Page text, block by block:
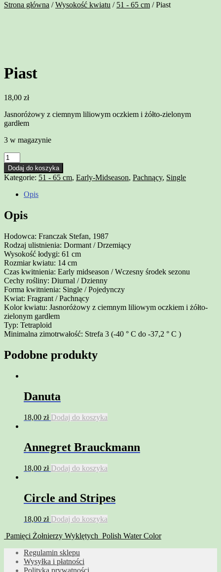
Strona główna /Wysokość kwiatu / 51 - 65 cm /Piast
Piast
18,00 zł
Jasnoróżowy z ciemnym liliowym oczkiem i żółto-zielonym
gardłem
3 w magazynie
Dodaj do koszyka
Kategorie: 51 - 65 cm, Early-Midseason, Pachnący, Single
Opis
Opis
Hodowca: Franczak Stefan, 1987
Rodzaj ulistnienia: Dormant / Drzemiący
Wysokość łodygi: 61 cm
Rozmiar kwiatu: 14 cm
Czas kwitnienia: Early midseason / Wczesny środek sezonu
Cechy rośliny: Diurnal / Dzienny
Forma kwitnienia: Single / Pojedynczy
Kwiat: Fragrant / Pachnący
Kolor kwiatu: Jasnoróżowy z ciemnym liliowym oczkiem i żółto-
zielonym gardłem
Typ: Tetraploid
Minimalna zimotrwałość: Strefa 3 (-40 ° C do -37,2 ° C )
Podobne produkty
Danuta
18,00 zł Dodaj do koszyka
Annegret Brauckmann
18,00 zł Dodaj do koszyka
Circle and Stripes
18,00 zł Dodaj do koszyka
Pamięci Żołnierzy Wyklętych Polish Water Color
Regulamin sklepu
Wysyłka i płatności
Polityka prywatności